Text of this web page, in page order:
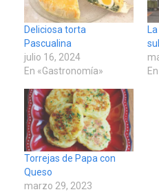
Deliciosa torta
Pascualina
julio 16, 2024
En «Gastronomía»
Torrejas de Papa con
Queso
marzo 29, 2023